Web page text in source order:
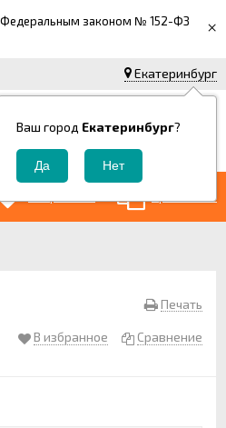
Федеральным законом № 152-ФЗ
×
Екатеринбург
Ваш город Екатеринбург?
Корзина
0
Сравнение
Печать
В избранное Сравнение